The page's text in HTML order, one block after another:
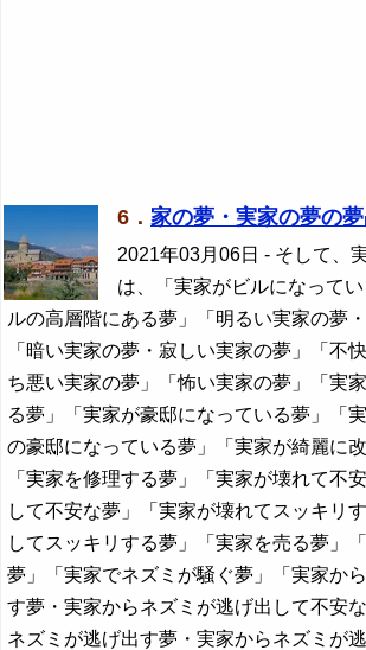
6． 家の夢・実家の夢の
2021年03月06日 - そして、
は、「実家がビルになって
ルの高層階にある夢」「明るい実家の夢
「暗い実家の夢・寂しい実家の夢」「不
ち悪い実家の夢」「怖い実家の夢」「実
る夢」「実家が豪邸になっている夢」「
の豪邸になっている夢」「実家が綺麗に
「実家を修理する夢」「実家が壊れて不
して不安な夢」「実家が壊れてスッキリ
してスッキリする夢」「実家を売る夢」
夢」「実家でネズミが騒ぐ夢」「実家か
す夢・実家からネズミが逃げ出して不安
ネズミが逃げ出す夢・実家からネズミが